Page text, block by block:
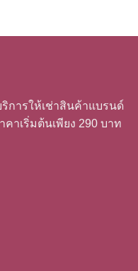
ริการให้เช่าสินค้าแบรนด์
คาเริ่มต้นเพียง 290 บาท